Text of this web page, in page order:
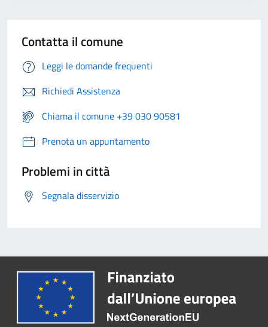
Contatta il comune
Leggi le domande frequenti
Richiedi Assistenza
Chiama il comune +39 030 90581
Prenota un appuntamento
Problemi in città
Segnala disservizio